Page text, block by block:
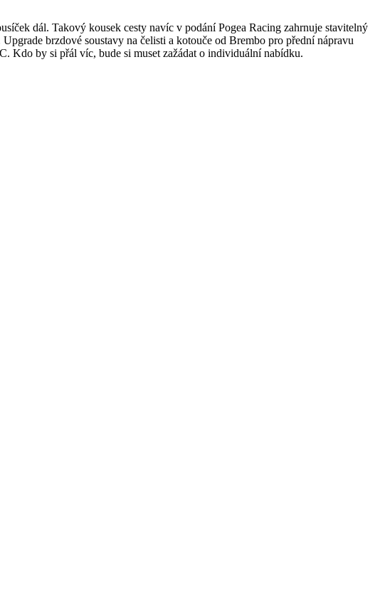
dál. Takový kousek cesty navíc v podání Pogea Racing zahrnuje stavitelný
brzdové soustavy na čelisti a kotouče od Brembo pro přední nápravu
Kdo by si přál víc, bude si muset zažádat o individuální nabídku.